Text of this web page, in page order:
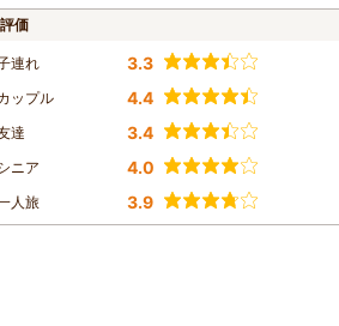
価
連れ 3.3
ップル 4.4
達 3.4
ニア 4.0
人旅 3.9